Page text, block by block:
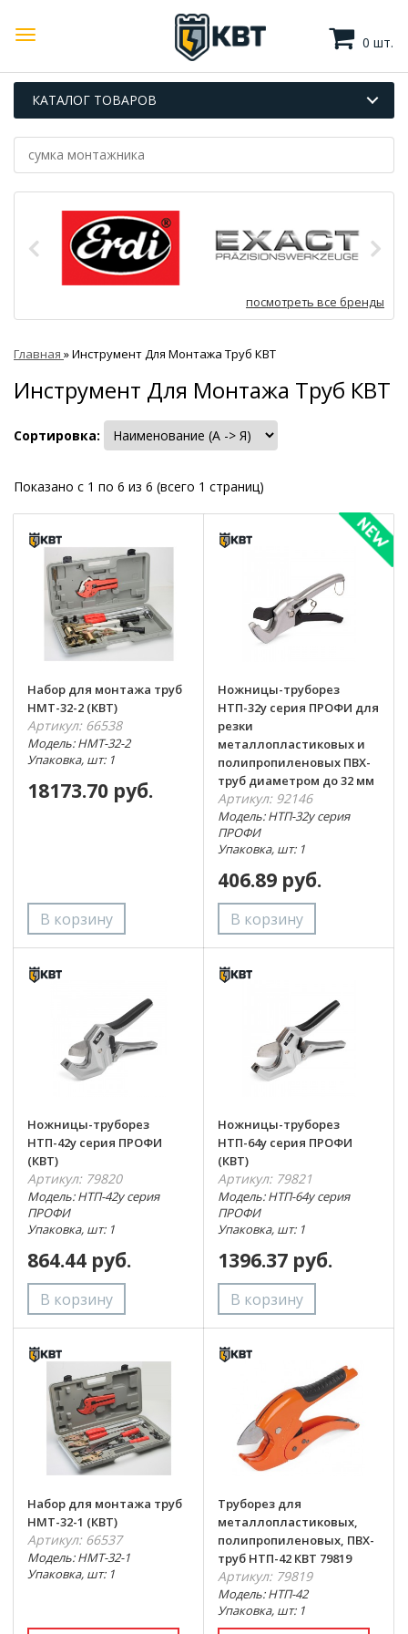
0 шт.
КАТАЛОГ ТОВАРОВ
посмотреть все бренды
Главная »Инструмент Для Монтажа Труб КВТ
Инструмент Для Монтажа Труб КВТ
Сортировка:
Показано с 1 по 6 из 6 (всего 1 страниц)
Набор для монтажа труб
НМТ-32-2 (КВТ)
Артикул: 66538
Модель: НМТ-32-2
Упаковка, шт: 1
18173.70 руб.
Ножницы-труборез
НТП-32у серия ПРОФИ для
резки
металлопластиковых и
полипропиленовых ПВХ-
труб диаметром до 32 мм
Артикул: 92146
Модель: НТП-32у серия
ПРОФИ
Упаковка, шт: 1
406.89 руб.
Ножницы-труборез
НТП-42у серия ПРОФИ
(КВТ)
Артикул: 79820
Модель: НТП-42у серия
ПРОФИ
Упаковка, шт: 1
864.44 руб.
Ножницы-труборез
НТП-64у серия ПРОФИ
(КВТ)
Артикул: 79821
Модель: НТП-64у серия
ПРОФИ
Упаковка, шт: 1
1396.37 руб.
Набор для монтажа труб
НМТ-32-1 (КВТ)
Артикул: 66537
Модель: НМТ-32-1
Упаковка, шт: 1
Труборез для
металлопластиковых,
полипропиленовых, ПВХ-
труб НТП-42 КВТ 79819
Артикул: 79819
Модель: НТП-42
Упаковка, шт: 1